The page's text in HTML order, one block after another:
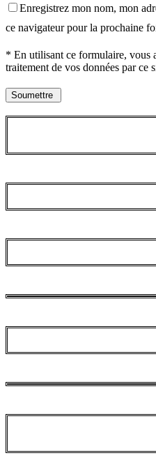
Enregistrez mon nom, mon
ce navigateur pour la prochaine
* En utilisant ce formulaire, vous
traitement de vos données par ce